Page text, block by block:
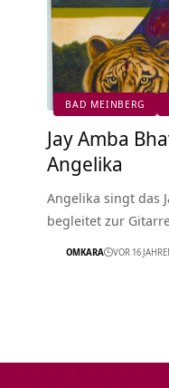
BAD MEINBERG
Jay Amba
Angelika
Angelika singt das
begleitet zur
OMKARA VOR 16